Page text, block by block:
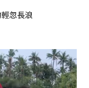
忽長浪